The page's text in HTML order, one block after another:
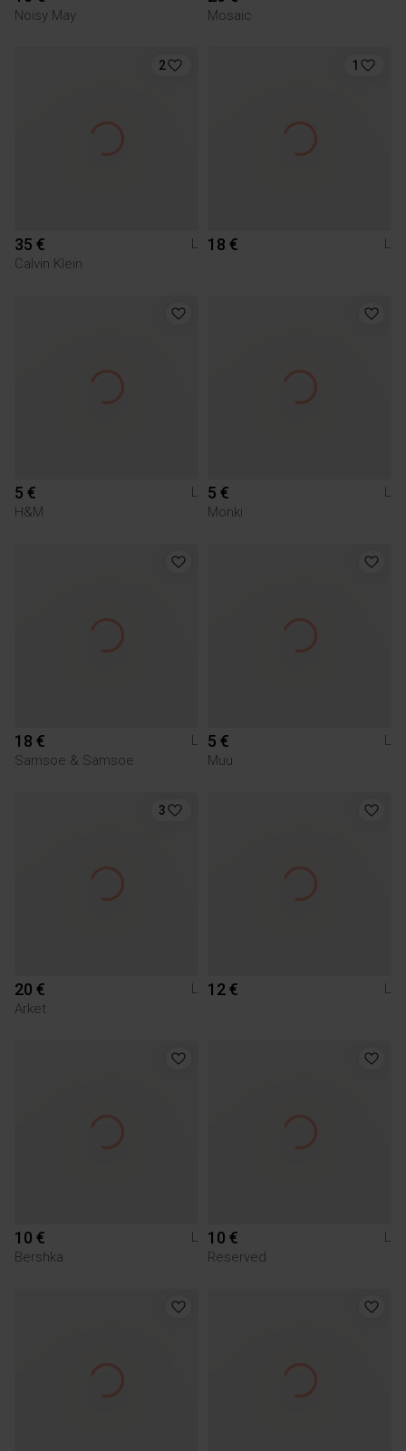
Noisy May
Mosaic
2
35 €
L
Calvin Klein
1
18 € L
5 €
L
H&M
5 €
L
Monki
18 €
L
Samsoe & Samsoe
5 €
L
Muu
3
20 €
L
Arket
12 € L
10 €
L
Bershka
10 €
L
Reserved